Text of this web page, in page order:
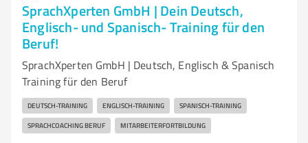
SprachXperten GmbH | Dein Deutsch,
Englisch- und Spanisch- Training für den
Beruf!
SprachXperten GmbH | Deutsch, Englisch & Spanisch
Training für den Beruf
DEUTSCH-TRAINING ENGLISCH-TRAINING SPANISCH-TRAINING
SPRACHCOACHING BERUF MITARBEITERFORTBILDUNG